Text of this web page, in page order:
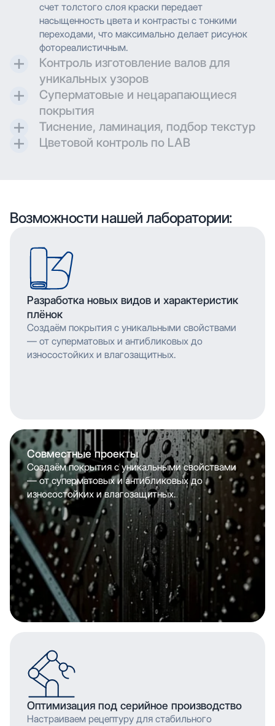
счет толстого слоя краски передает
насыщенность цвета и контрасты с тонкими
переходами, что максимально делает рисунок
фотореалистичным.
Контроль изготовление валов для
уникальных узоров
Контроль и разработка технических параметров
для гравировки позволяют максимально
воссоздавать дизайн при печати.
Суперматовые и нецарапающиеся
покрытия
Создаем матовые и суперматовые поверхности с
дополнительной защитой для трендовых
Тиснение, ламинация, подбор текстур
Применяем технологию глубокой печати с
долговечность изображения.
Цветовой контроль по LAB
мельчайшими деталями. Многослойное нанесение
обеспечивает насыщенность цвета и
Возможности нашей лаборатории:
Разработка новых видов и характеристик
плёнок
Создаём покрытия с уникальными свойствами
— от суперматовых и антибликовых до
износостойких и влагозащитных.
Совместные проекты
Создаём покрытия с уникальными свойствами
— от суперматовых и антибликовых до
износостойких и влагозащитных.
Оптимизация под серийное производство
Настраиваем рецептуру для стабильного